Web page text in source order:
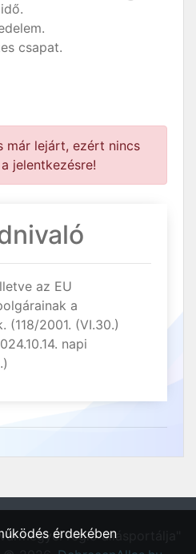
csapat.
már lejárt, ezért nincs
jelentkezésre!
az EU
a
(118/2001. (VI.30.)
napi
régió állásportálja"
érdekében